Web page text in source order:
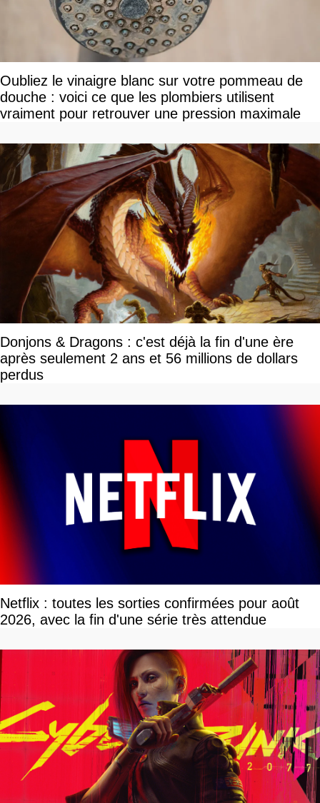
Oubliez le vinaigre blanc sur votre pommeau de
douche : voici ce que les plombiers utilisent
vraiment pour retrouver une pression maximale
Donjons & Dragons : c'est déjà la fin d'une ère
après seulement 2 ans et 56 millions de dollars
perdus
Netflix : toutes les sorties confirmées pour août
2026, avec la fin d'une série très attendue